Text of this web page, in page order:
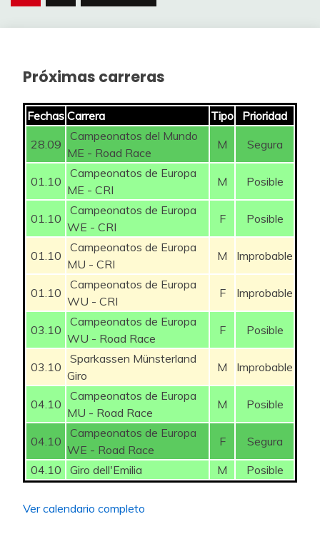
Próximas carreras
Fechas Carrera Tipo
Prioridad
28.09
Campeonatos del Mundo
ME - Road Race
M Segura
01.10
Campeonatos de Europa
ME - CRI
M Posible
01.10
Campeonatos de Europa
WE - CRI
F Posible
01.10
Campeonatos de Europa
MU - CRI
M Improbable
01.10
Campeonatos de Europa
WU - CRI
F Improbable
03.10
Campeonatos de Europa
WU - Road Race
F Posible
03.10
Sparkassen Münsterland
Giro
M Improbable
04.10
Campeonatos de Europa
MU - Road Race
M Posible
04.10
Campeonatos de Europa
WE - Road Race
F
Segura
04.10
Giro dell'Emilia M Posible
Ver calendario completo